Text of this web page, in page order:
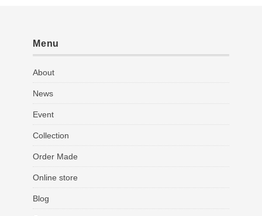
Menu
About
News
Event
Collection
Order Made
Online store
Blog